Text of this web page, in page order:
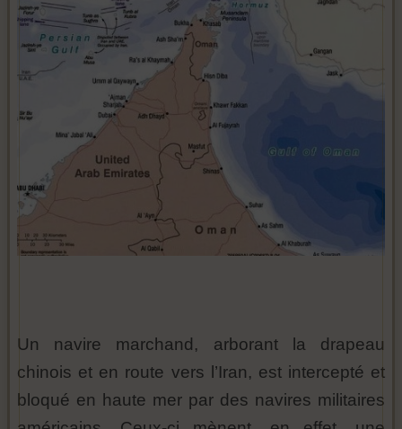
Un navire marchand, arborant la drapeau
chinois et en route vers l’Iran, est intercepté et
bloqué en haute mer par des navires militaires